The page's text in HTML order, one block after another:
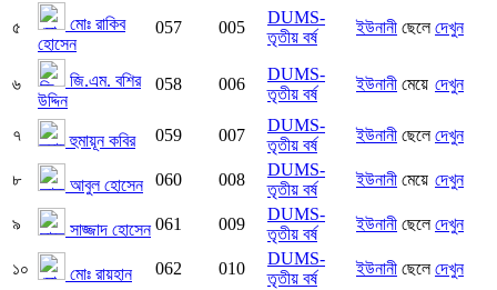
৫
মোঃ রাকিব
হোসেন
057 005
DUMS-
তৃতীয় বর্ষ
ইউনানী ছেলে দেখুন
৬
জি.এম. বশির
উদ্দিন
058 006
DUMS-
তৃতীয় বর্ষ
ইউনানী মেয়ে দেখুন
৭ হুমায়ূন কবির 059 007
DUMS-
তৃতীয় বর্ষ
ইউনানী ছেলে দেখুন
৮ আবুল হোসেন 060 008
DUMS-
তৃতীয় বর্ষ
ইউনানী মেয়ে দেখুন
৯ সাজ্জাদ হোসেন 061 009
DUMS-
তৃতীয় বর্ষ
ইউনানী ছেলে দেখুন
১০ মোঃ রায়হান 062 010
DUMS-
তৃতীয় বর্ষ
ইউনানী ছেলে দেখুন